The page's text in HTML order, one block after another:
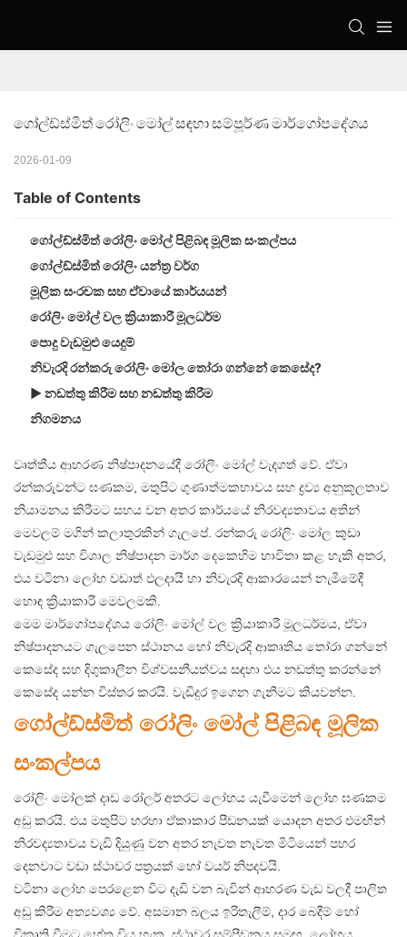
ගෝල්ඩ්ස්මිත් රෝලිං මෝල් සඳහා සම්පූර්ණ මාර්ගෝපදේශය
2026-01-09
Table of Contents
ගෝල්ඩ්ස්මිත් රෝලිං මෝල් පිළිබඳ මූලික සංකල්පය
ගෝල්ඩ්ස්මිත් රෝලිං යන්ත්‍ර වර්ග
මූලික සංරචක සහ ඒවායේ කාර්යයන්
රෝලිං මෝල් වල ක්‍රියාකාරී මූලධර්ම
පොදු වැඩමුළු යෙදුම්
නිවැරදි රන්කරු රෝලිං මෝල තෝරා ගන්නේ කෙසේද?
▶ නඩත්තු කිරීම සහ නඩත්තු කිරීම
නිගමනය
වෘත්තීය ආභරණ නිෂ්පාදනයේදී රෝලිං මෝල් වැදගත් වේ. ඒවා
රන්කරුවන්ට ඝණකම, මතුපිට ගුණාත්මකභාවය සහ ද්‍රව්‍ය අනුකූලතාව
නියාමනය කිරීමට සහය වන අතර කාර්යයේ නිරවද්‍යතාවය අතින්
මෙවලම් මගින් කලාතුරකින් ගැලපේ. රන්කරු රෝලිං මෝල කුඩා
වැඩමුළු සහ විශාල නිෂ්පාදන මාර්ග දෙකෙහිම භාවිතා කළ හැකි අතර,
එය වටිනා ලෝහ වඩාත් ඵලදායී හා නිවැරදි ආකාරයෙන් නැමීමේදී
හොඳ ක්‍රියාකාරී මෙවලමකි.
මෙම මාර්ගෝපදේශය රෝලිං මෝල් වල ක්‍රියාකාරී මූලධර්මය, ඒවා
නිෂ්පාදනයට ගැලපෙන ස්ථානය හෝ නිවැරදි ආකෘතිය තෝරා ගන්නේ
කෙසේද සහ දිගුකාලීන විශ්වසනීයත්වය සඳහා එය නඩත්තු කරන්නේ
කෙසේද යන්න විස්තර කරයි. වැඩිදුර ඉගෙන ගැනීමට කියවන්න.
ගෝල්ඩ්ස්මිත් රෝලිං මෝල් පිළිබඳ මූලික
සංකල්පය
රෝලිං මෝලක් දෘඩ රෝලර් අතරට ලෝහය යැවීමෙන් ලෝහ ඝණකම
අඩු කරයි. එය මතුපිට හරහා ඒකාකාර පීඩනයක් යොදන අතර එමඟින්
නිරවද්‍යතාවය වැඩි දියුණු වන අතර නැවත නැවත මිටියෙන් පහර
දෙනවාට වඩා ස්ථාවර පත්‍රයක් හෝ වයර් නිපදවයි.
වටිනා ලෝහ පෙරළෙන විට දැඩි වන බැවින් ආභරණ වැඩ වලදී පාලිත
අඩු කිරීම අත්‍යවශ්‍ය වේ. අසමාන බලය ඉරිතැලීම්, දාර බෙදීම් හෝ